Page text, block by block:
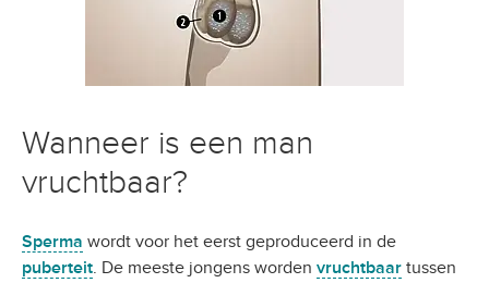
Wanneer is een man
vruchtbaar?
Sperma wordt voor het eerst geproduceerd in de
puberteit. De meeste jongens worden vruchtbaar tussen